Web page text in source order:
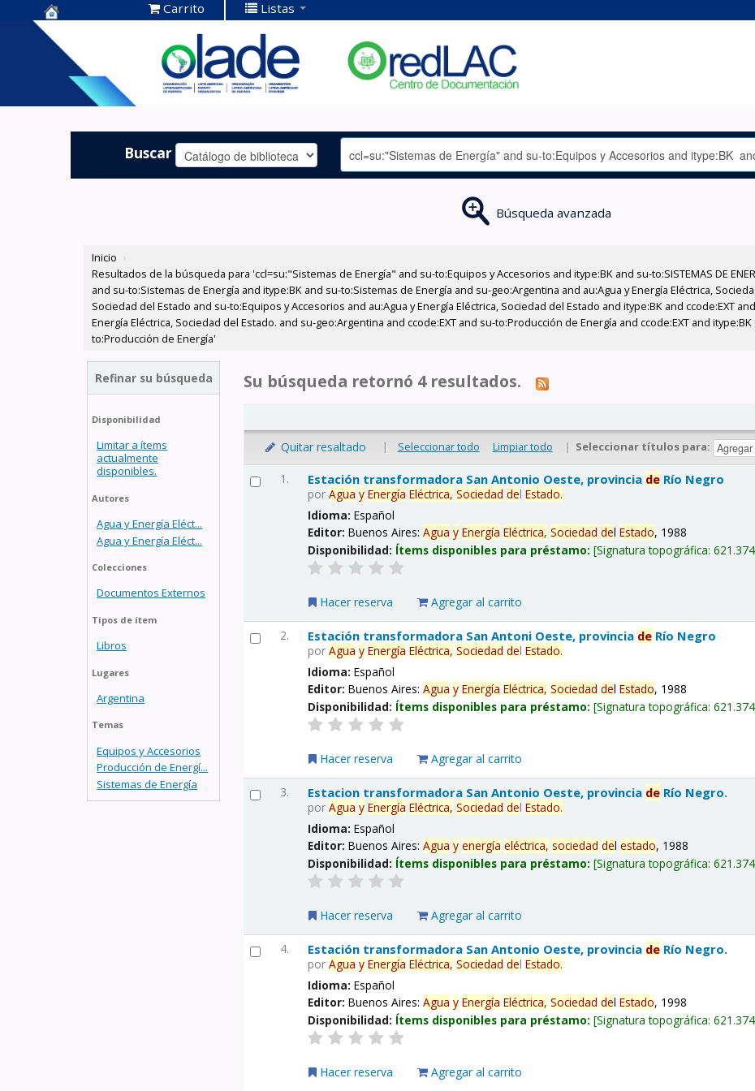
Centro de
Documentación
OLADE -
Carrito Listas
Buscar
Búsqueda avanzada
Inicio ›
Resultados de la búsqueda para 'ccl=su:"Sistemas de Energía" and su-to:Equipos y Accesorios and itype:BK and su-to:SISTEMAS DE
and su-to:Sistemas de Energía and itype:BK and su-to:Sistemas de Energía and su-geo:Argentina and au:Agua y Energía Eléctrica,
Sociedad del Estado and su-to:Equipos y Accesorios and au:Agua y Energía Eléctrica, Sociedad del Estado and itype:BK and ccode:EXT
Energía Eléctrica, Sociedad del Estado. and su-geo:Argentina and ccode:EXT and su-to:Producción de Energía and ccode:EXT and
to:Producción de Energía'
Refinar su búsqueda
Disponibilidad
Limitar a ítems
actualmente
disponibles.
Autores
Agua y Energía Eléct...
Agua y Energía Eléct...
Colecciones
Documentos Externos
Tipos de ítem
Libros
Lugares
Argentina
Temas
Equipos y Accesorios
Producción de Energí...
Sistemas de Energía
Su búsqueda retornó 4 resultados.
Quitar resaltado | Seleccionar todo Limpiar todo | Seleccionar títulos para:
1. Estación transformadora San Antonio Oeste, provincia de Río Negro
porAgua y Energía Eléctrica, Sociedad delEstado.
Idioma:Español
Editor:Buenos Aires:Agua y Energía Eléctrica, Sociedad delEstado, 1988
Disponibilidad: Ítems disponibles para préstamo: Signatura topográfica:
Hacer reserva Agregar al carrito
2. Estación transformadora San Antoni Oeste, provincia de Río Negro
porAgua y Energía Eléctrica, Sociedad delEstado.
Idioma:Español
Editor:Buenos Aires:Agua y Energía Eléctrica, Sociedad delEstado, 1988
Disponibilidad: Ítems disponibles para préstamo: Signatura topográfica:
Hacer reserva Agregar al carrito
3. Estacion transformadora San Antonio Oeste, provincia de Río Negro.
porAgua y Energía Eléctrica, Sociedad delEstado.
Idioma:Español
Editor:Buenos Aires:Agua y energía eléctrica, sociedad delestado, 1988
Disponibilidad: Ítems disponibles para préstamo: Signatura topográfica:
Hacer reserva Agregar al carrito
4. Estación transformadora San Antonio Oeste, provincia de Río Negro.
porAgua y Energía Eléctrica, Sociedad delEstado.
Idioma:Español
Editor:Buenos Aires:Agua y Energía Eléctrica, Sociedad delEstado, 1998
Disponibilidad: Ítems disponibles para préstamo: Signatura topográfica:
Hacer reserva Agregar al carrito